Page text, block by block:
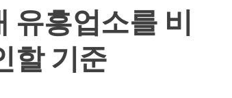
유흥업소를 비
할 기준